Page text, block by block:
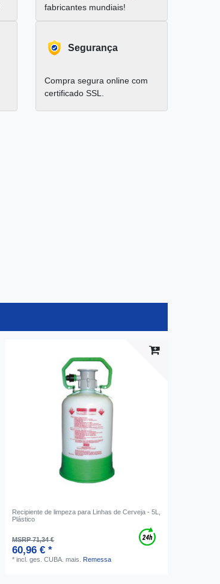
fabricantes mundiais!
Segurança
Compra segura online com
certificado SSL.
Recipiente de limpeza para Linhas de Cerveja - 5L,
Plástico
MSRP 71,34 €
60,96 € *
*incl. ges. CUBA. mais. Remessa